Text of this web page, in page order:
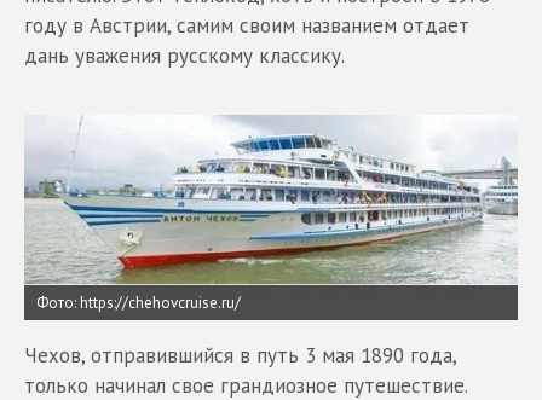
году в Австрии, самим своим названием отдает
дань уважения русскому классику.
Фото: https://chehovcruise.ru/
Чехов, отправившийся в путь 3 мая 1890 года,
только начинал свое грандиозное путешествие.